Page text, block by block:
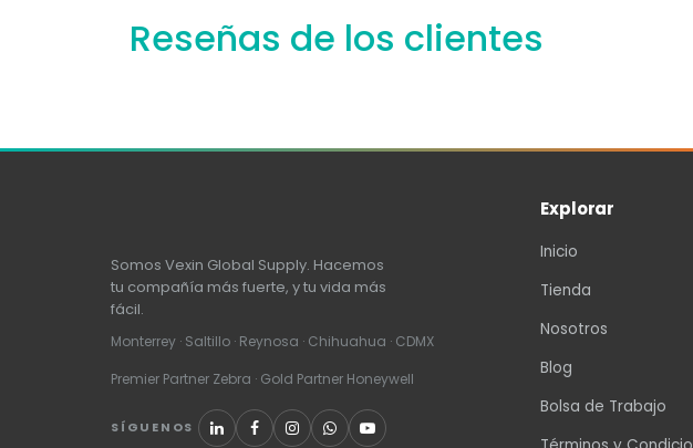
Reseñas de los clientes
Somos Vexin Global Supply. Hacemos
tu compañía más fuerte, y tu vida más
fácil.
Monterrey · Saltillo · Reynosa · Chihuahua · CDMX
Premier Partner Zebra · Gold Partner Honeywell
SÍGUENOS
Explorar
Inicio
Tienda
Nosotros
Blog
Bolsa de Trabajo